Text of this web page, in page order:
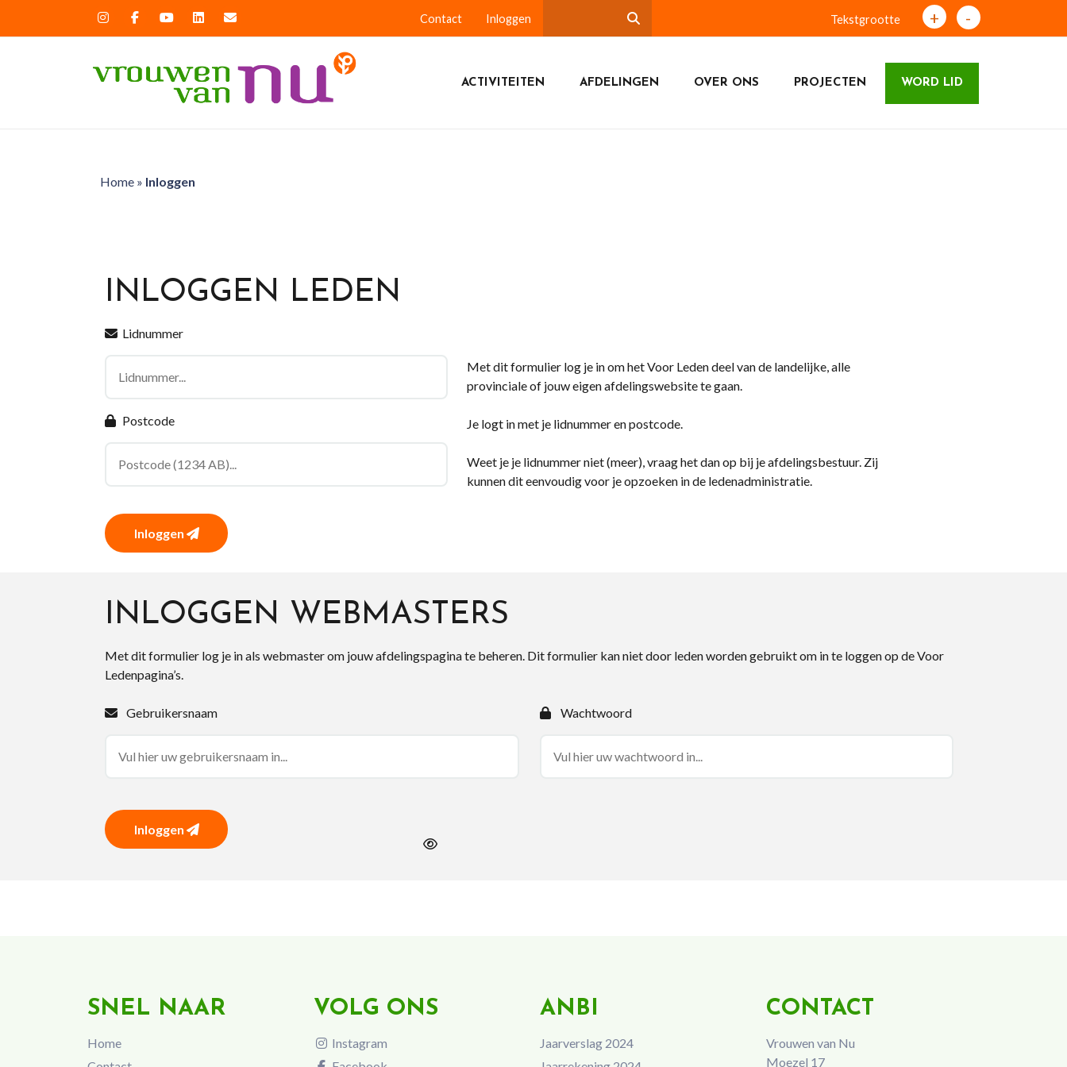
Contact Inloggen Tekstgrootte + -
ACTIVITEITEN AFDELINGEN OVER ONS PROJECTEN WORD LID
Home» Inloggen
INLOGGEN LEDEN
Lidnummer
Postcode
Inloggen
Met dit formulier log je in om het Voor Leden deel van de landelijke, alle
provinciale of jouw eigen afdelingswebsite te gaan.
Je logt in met je lidnummer en postcode.
Weet je je lidnummer niet (meer), vraag het dan op bij je afdelingsbestuur. Zij
kunnen dit eenvoudig voor je opzoeken in de ledenadministratie.
INLOGGEN WEBMASTERS
Met dit formulier log je in als webmaster om jouw afdelingspagina te beheren. Dit formulier kan niet door leden worden gebruikt om in te loggen op de Voor
Ledenpagina’s.
Gebruikersnaam Wachtwoord
Inloggen
SNEL NAAR
Home
VOLG ONS
Instagram
ANBI
Jaarverslag 2024
CONTACT
Vrouwen van Nu
Moezel 17